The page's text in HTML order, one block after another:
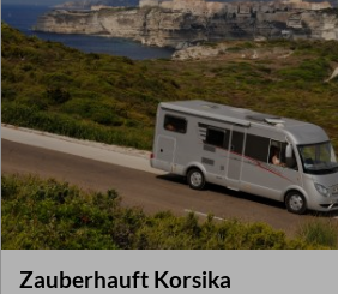
Zauberhauft Korsika